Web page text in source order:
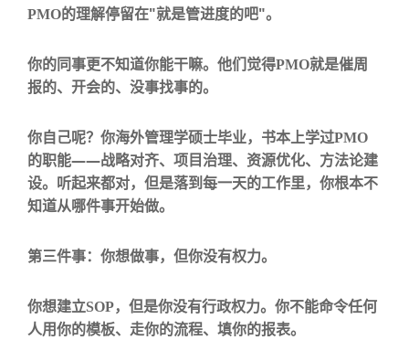
PMO的理解停留在"就是管进度的吧"。
你的同事更不知道你能干嘛。他们觉得PMO就是催周
报的、开会的、没事找事的。
你自己呢？你海外管理学硕士毕业，书本上学过PMO
的职能——战略对齐、项目治理、资源优化、方法论建
设。听起来都对，但是落到每一天的工作里，你根本不
知道从哪件事开始做。
第三件事：你想做事，但你没有权力。
你想建立SOP，但是你没有行政权力。你不能命令任何
人用你的模板、走你的流程、填你的报表。